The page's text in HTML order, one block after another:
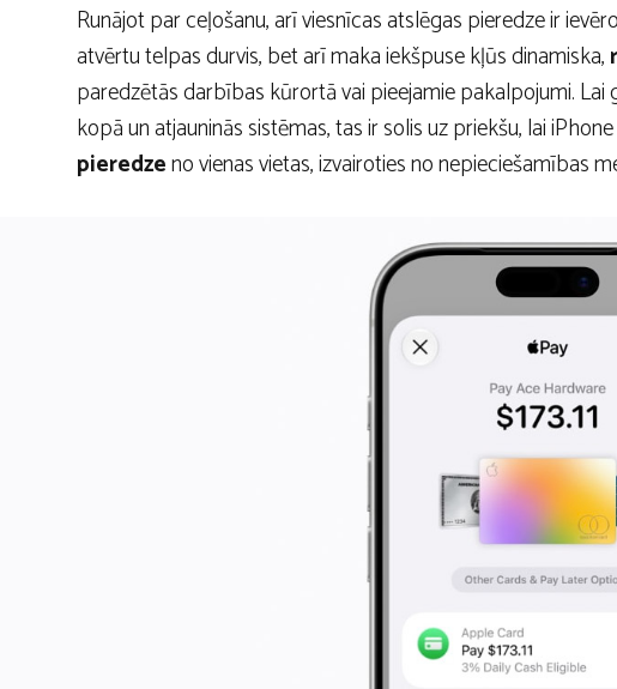
Runājot par ceļošanu, arī viesnīcas atslēgas pieredze ir
atvērtu telpas durvis, bet arī maka iekšpuse kļūs dinamiska,
paredzētās darbības kūrortā vai pieejamie pakalpojumi. Lai
kopā un atjauninās sistēmas, tas ir solis uz priekšu, lai
pieredzeno vienas vietas, izvairoties no nepieciešamības